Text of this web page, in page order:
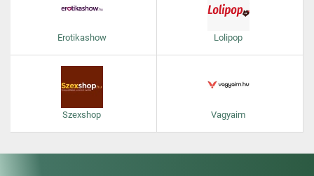
Erotikashow Lolipop
Szexshop Vagyaim